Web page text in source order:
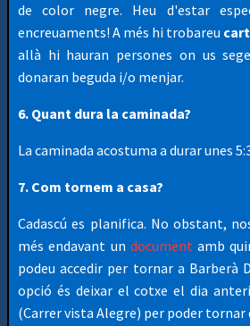
de color negre. Heu d'estar
encreuaments! A més hi trobareu
allà hi hauran persones on us
donaran beguda i/o menjar.
6. Quant dura la caminada?
La caminada acostuma a durar unes
7. Com tornem a casa?
Cadascú es planifica. No obstant,
més endavant un documentamb
podeu accedir per tornar a Barberà
opció és deixar el cotxe el dia
(Carrer vista Alegre) per poder